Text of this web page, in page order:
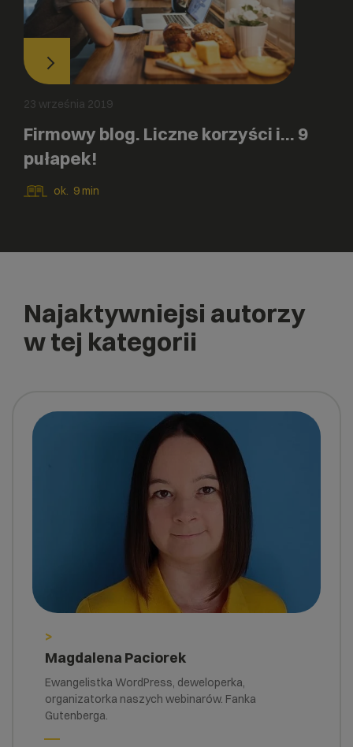
23 września 2019
Firmowy blog. Liczne korzyści i… 9
pułapek!
ok. 9 min
Najaktywniejsi autorzy
w tej kategorii
>
Magdalena Paciorek
Ewangelistka WordPress, deweloperka,
organizatorka naszych webinarów. Fanka
Gutenberga.